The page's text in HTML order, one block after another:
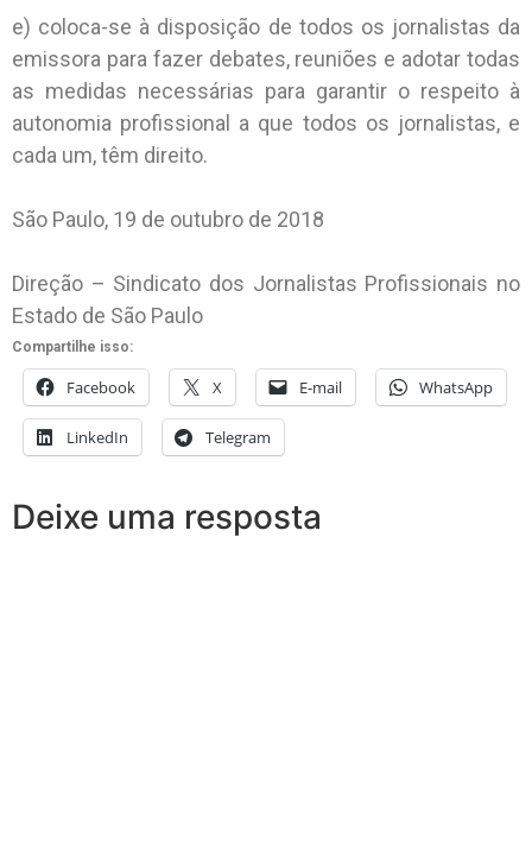
e) coloca-se à disposição de todos os jornalistas da
emissora para fazer debates, reuniões e adotar todas
as medidas necessárias para garantir o respeito à
autonomia profissional a que todos os jornalistas, e
cada um, têm direito.
São Paulo, 19 de outubro de 2018
Direção – Sindicato dos Jornalistas Profissionais no
Estado de São Paulo
Compartilhe isso:
Facebook X E-mail WhatsApp
LinkedIn Telegram
Deixe uma resposta